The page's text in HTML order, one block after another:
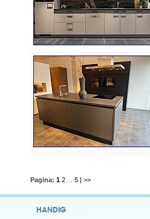
Pagina: 1 2 5 | >>
HANDIG